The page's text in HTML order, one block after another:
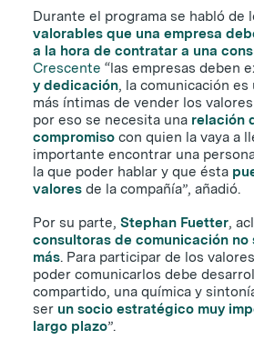
Durante el programa se habló de
valorables que una empresa
a la hora de contratar a una
Crescente “las empresas deben
y dedicación, la comunicación es
más íntimas de vender los
por eso se necesita una relación
compromiso con quien la vaya a
importante encontrar una
la que poder hablar y que ésta
valores de la compañía”, añadió.
Por su parte, Stephan Fuetter,
consultoras de comunicación no
más. Para participar de los
poder comunicarlos debe
compartido, una química y
ser un socio estratégico muy
largo plazo”.